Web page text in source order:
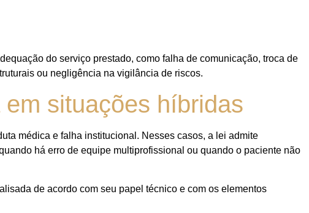
do serviço prestado, como falha de comunicação, troca de
ou negligência na vigilância de riscos.
situações híbridas
médica e falha institucional. Nesses casos, a lei admite
há erro de equipe multiprofissional ou quando o paciente não
de acordo com seu papel técnico e com os elementos